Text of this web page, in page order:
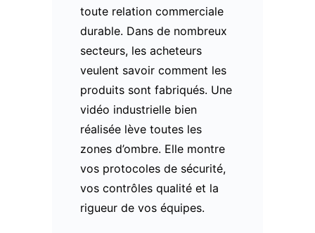
toute relation commerciale
durable. Dans de nombreux
secteurs, les acheteurs
veulent savoir comment les
produits sont fabriqués. Une
vidéo industrielle bien
réalisée lève toutes les
zones d’ombre. Elle montre
vos protocoles de sécurité,
vos contrôles qualité et la
rigueur de vos équipes.